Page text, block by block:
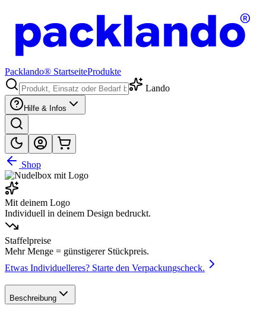
Packlando® StartseiteProdukte
Lando
Hilfe & Infos
Shop
Mit deinem Logo
Individuell in deinem Design bedruckt.
Staffelpreise
Mehr Menge = günstigerer Stückpreis.
Etwas Individuelleres? Starte den Verpackungscheck.
Beschreibung